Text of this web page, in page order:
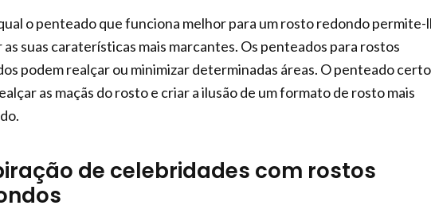
o penteado que funciona melhor para um rosto redondo permite-
as suas caraterísticas mais marcantes. Os penteados para rostos
podem realçar ou minimizar determinadas áreas. O penteado certo
as maçãs do rosto e criar a ilusão de um formato de rosto mais
de celebridades com rostos